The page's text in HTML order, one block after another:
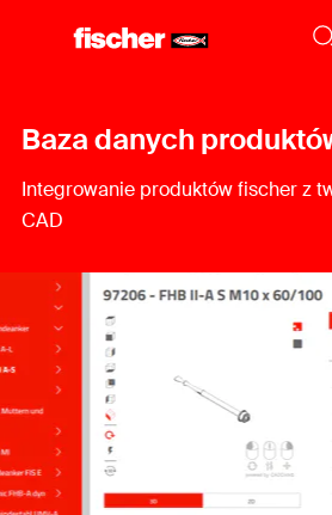
Baza danych
Integrowanie produktów fischer z
CAD